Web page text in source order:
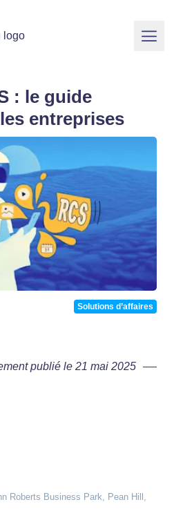
: le guide
entreprises
Solutions d’affaires
publié le 21 mai 2025
Roberts Business Park, Pean Hill,